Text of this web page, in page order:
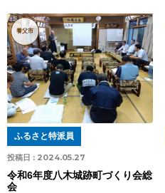
養父市
投稿日 : 2024.05.27
ふるさと特派員
令和6年度八木城跡町づくり会総
会